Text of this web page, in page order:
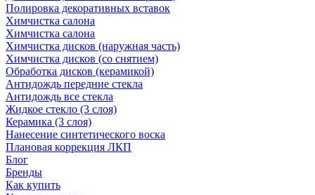
Полировка декоративных вставок
Химчистка салона
Химчистка салона
Химчистка дисков (наружная часть)
Химчистка дисков (со снятием)
Обработка дисков (керамикой)
Антидождь передние стекла
Антидождь все стекла
Жидкое стекло (3 слоя)
Керамика (3 слоя)
Нанесение синтетического воска
Плановая коррекция ЛКП
Блог
Бренды
Как купить